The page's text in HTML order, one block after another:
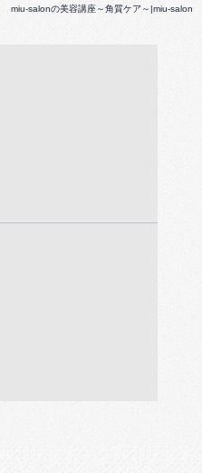
miu-salonの美容講座～角質ケア～|miu-salon